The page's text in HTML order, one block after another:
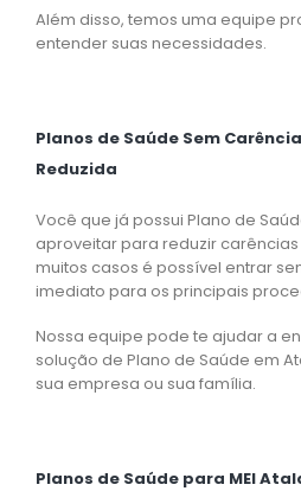
Além disso, temos uma equipe
entender suas necessidades.
Planos de Saúde Sem
Reduzida
Você que já possui Plano de
aproveitar para reduzir carências
muitos casos é possível entrar
imediato para os principais
Nossa equipe pode te ajudar a
solução de Plano de Saúde em
sua empresa ou sua família.
Planos de Saúde para MEI